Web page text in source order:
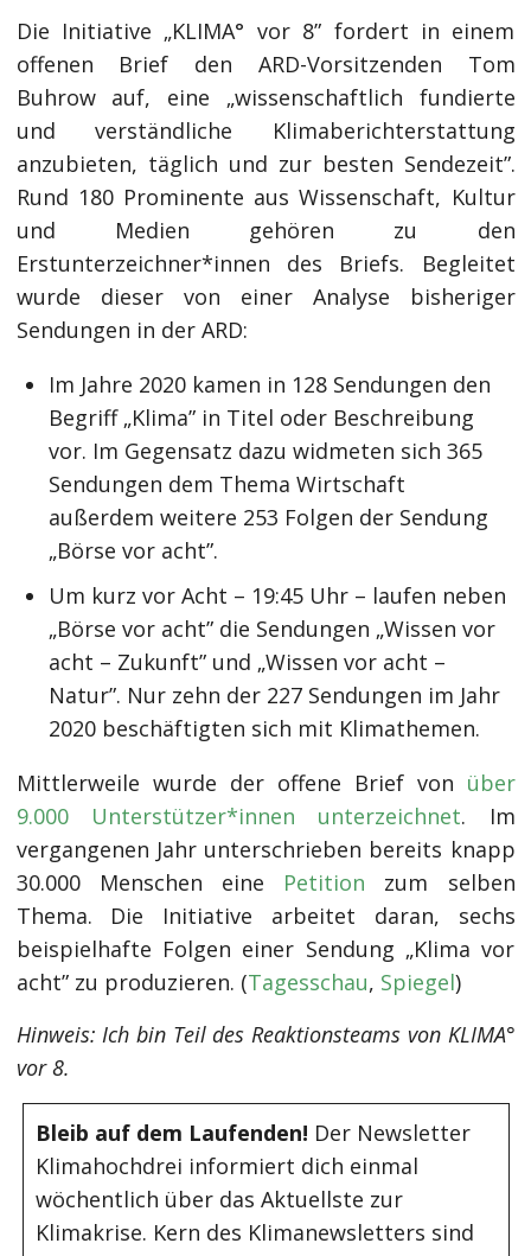
Die Initiative „KLIMA° vor 8” fordert in einem
offenen Brief den ARD-Vorsitzenden Tom
Buhrow auf, eine „wissenschaftlich fundierte
und verständliche Klimaberichterstattung
anzubieten, täglich und zur besten Sendezeit”.
Rund 180 Prominente aus Wissenschaft, Kultur
und Medien gehören zu den
Erstunterzeichner*innen des Briefs. Begleitet
wurde dieser von einer Analyse bisheriger
Sendungen in der ARD:
Im Jahre 2020 kamen in 128 Sendungen den
Begriff „Klima” in Titel oder Beschreibung
vor. Im Gegensatz dazu widmeten sich 365
Sendungen dem Thema Wirtschaft
außerdem weitere 253 Folgen der Sendung
„Börse vor acht”.
Um kurz vor Acht – 19:45 Uhr – laufen neben
„Börse vor acht” die Sendungen „Wissen vor
acht – Zukunft” und „Wissen vor acht –
Natur”. Nur zehn der 227 Sendungen im Jahr
2020 beschäftigten sich mit Klimathemen.
Mittlerweile wurde der offene Brief von über
9.000 Unterstützer*innen unterzeichnet. Im
vergangenen Jahr unterschrieben bereits knapp
30.000 Menschen eine Petition zum selben
Thema. Die Initiative arbeitet daran, sechs
beispielhafte Folgen einer Sendung „Klima vor
acht” zu produzieren. (Tagesschau, Spiegel)
Hinweis: Ich bin Teil des Reaktionsteams von KLIMA°
vor 8.
Bleib auf dem Laufenden! Der Newsletter
Klimahochdrei informiert dich einmal
wöchentlich über das Aktuellste zur
Klimakrise. Kern des Klimanewsletters sind